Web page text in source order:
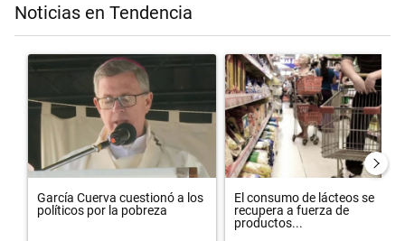
Noticias en Tendencia
Un artículo de tendencia con el título "García Cuerva cuestionó a
García Cuerva cuestionó a los
políticos por la pobreza
Un artículo de tendencia con el
El consumo de lácteos se
recupera a fuerza de
productos...